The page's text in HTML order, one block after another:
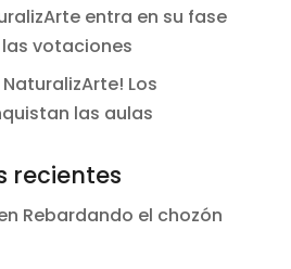
entra en su fase
votaciones
Los
las aulas
recientes
Rebardando el chozón